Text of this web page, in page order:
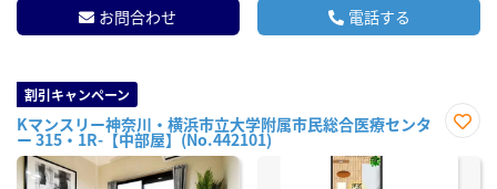
お問合わせ 電話する
割引キャンペーン
Kマンスリー神奈川・横浜市立大学附属市民総合医療センタ
ー 315・1R-【中部屋】(No.442101)
に入